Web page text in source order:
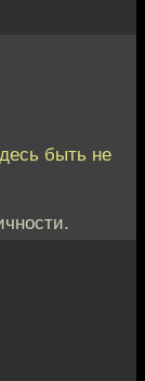
быть не